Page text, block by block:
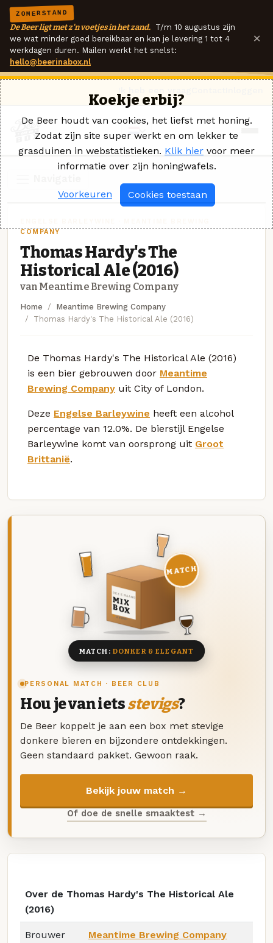
ZOMERSTAND
De Beer ligt met z'n voetjes in het zand. T/m 10 augustus zijn
we wat minder goed bereikbaar en kan je levering 1 tot 4
werkdagen duren. Mailen werkt het snelst:
hello@beerinabox.nl
×
COMPANY
Thomas Hardy's The
Historical Ale (2016)
van Meantime Brewing Company
Home
Meantime Brewing Company
Thomas Hardy's The Historical Ale (2016)
De Thomas Hardy's The Historical Ale (2016)
is een bier gebrouwen door Meantime
Brewing Company uit City of London.
Deze Engelse Barleywine heeft een alcohol
percentage van 12.0%. De bierstijl Engelse
Barleywine komt van oorsprong uit Groot
Brittanië.
PERSONAL MATCH · BEER CLUB
Hou je van ietsstevigs?
De Beer koppelt je aan een box met stevige
donkere bieren en bijzondere ontdekkingen.
Geen standaard pakket. Gewoon raak.
Bekijk jouw match →
Of doe de snelle smaaktest →
DEZE MAAND
MIX
BOX
8 BIEREN
MATCH
MATCH: DONKER & ELEGANT
Over de Thomas Hardy's The Historical Ale
(2016)
Brouwer Meantime Brewing Company
Koekje erbij?
De Beer houdt van cookies, het liefst met honing.
Zodat zijn site super werkt en om lekker te
grasduinen in webstatistieken. Klik hier voor meer
informatie over zijn honingwafels.
Voorkeuren Cookies toestaan